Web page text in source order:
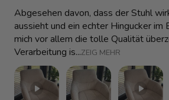
Abgesehen davon, dass der Stuhl
aussieht und ein echter Hingucker im
mich vor allem die tolle Qualität
Verarbeitung is...ZEIG MEHR